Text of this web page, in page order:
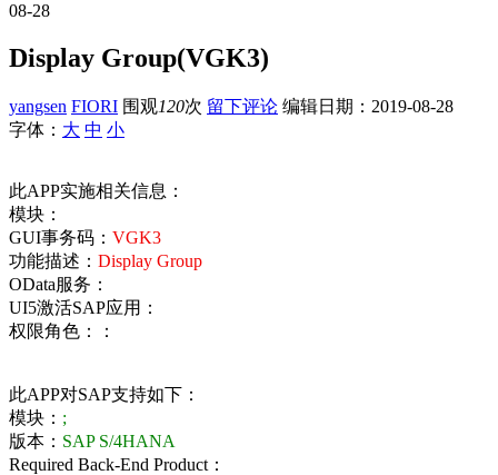
08-28
Display Group(VGK3)
yangsen FIORI 围观120次 留下评论 编辑日期： 2019-08-28
字体： 大 中 小
此APP实施相关信息：
模块：
GUI事务码： VGK3
功能描述： Display Group
OData服务：
UI5激活SAP应用：
权限角色：：
此APP对SAP支持如下：
模块： ;
版本： SAP S/4HANA
Required Back-End Product：